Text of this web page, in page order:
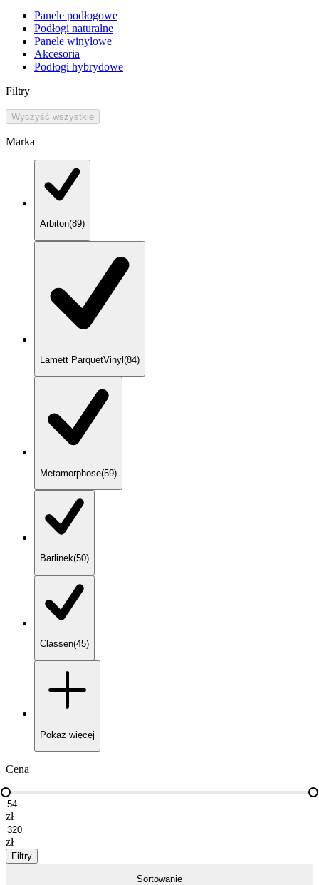
Panele podłogowe
Podłogi naturalne
Panele winylowe
Akcesoria
Podłogi hybrydowe
Filtry
Wyczyść wszystkie
Marka
Arbiton(89)
Lamett ParquetVinyl (84)
Metamorphose(59)
Barlinek(50)
Classen(45)
Pokaż więcej
Cena
zł
zł
Filtry
Sortowanie